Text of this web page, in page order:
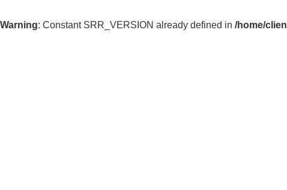
Warning: Constant SRR_VERSION already defined in /home/